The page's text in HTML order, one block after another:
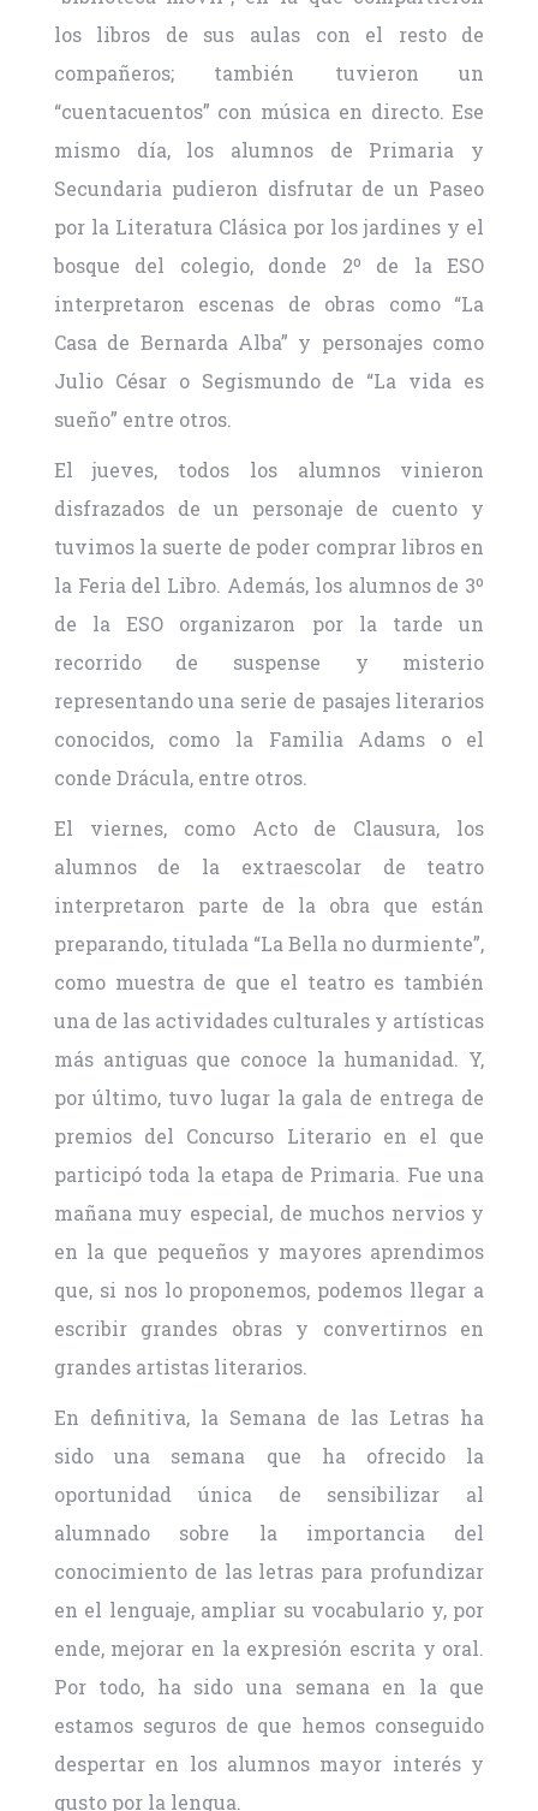
los libros de sus aulas con el resto de
compañeros; también tuvieron un
“cuentacuentos” con música en directo. Ese
mismo día, los alumnos de Primaria y
Secundaria pudieron disfrutar de un Paseo
por la Literatura Clásica por los jardines y el
bosque del colegio, donde 2º de la ESO
interpretaron escenas de obras como “La
Casa de Bernarda Alba” y personajes como
Julio César o Segismundo de “La vida es
sueño” entre otros.
El jueves, todos los alumnos vinieron
disfrazados de un personaje de cuento y
tuvimos la suerte de poder comprar libros en
la Feria del Libro. Además, los alumnos de 3º
de la ESO organizaron por la tarde un
recorrido de suspense y misterio
representando una serie de pasajes literarios
conocidos, como la Familia Adams o el
conde Drácula, entre otros.
El viernes, como Acto de Clausura, los
alumnos de la extraescolar de teatro
interpretaron parte de la obra que están
preparando, titulada “La Bella no durmiente”,
como muestra de que el teatro es también
una de las actividades culturales y artísticas
más antiguas que conoce la humanidad. Y,
por último, tuvo lugar la gala de entrega de
premios del Concurso Literario en el que
participó toda la etapa de Primaria. Fue una
mañana muy especial, de muchos nervios y
en la que pequeños y mayores aprendimos
que, si nos lo proponemos, podemos llegar a
escribir grandes obras y convertirnos en
grandes artistas literarios.
En definitiva, la Semana de las Letras ha
sido una semana que ha ofrecido la
oportunidad única de sensibilizar al
alumnado sobre la importancia del
conocimiento de las letras para profundizar
en el lenguaje, ampliar su vocabulario y, por
ende, mejorar en la expresión escrita y oral.
Por todo, ha sido una semana en la que
estamos seguros de que hemos conseguido
despertar en los alumnos mayor interés y
gusto por la lengua.